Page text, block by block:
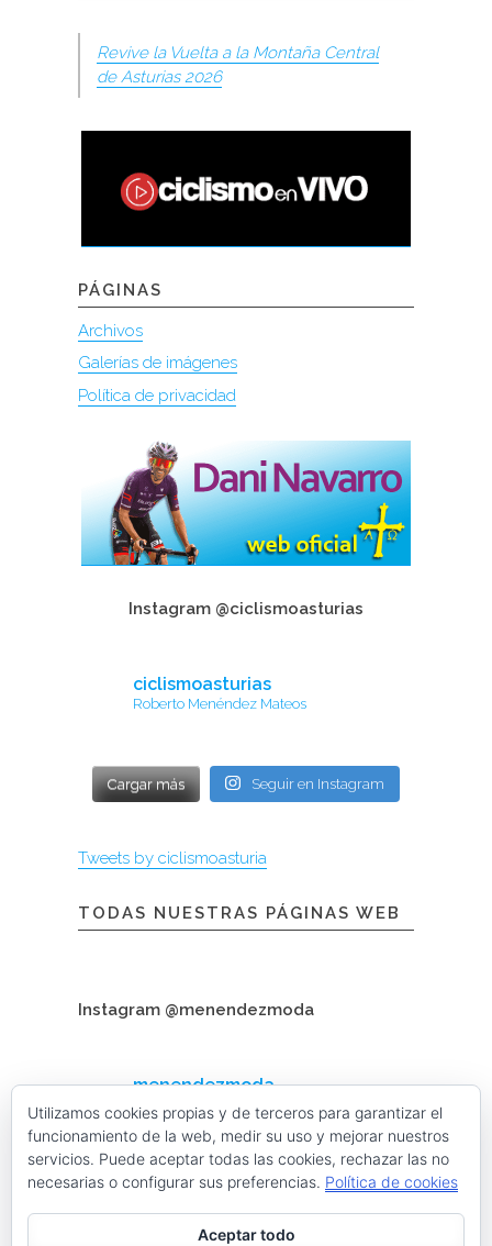
Revive la Vuelta a la Montaña Central
de Asturias 2026
PÁGINAS
Archivos
Galerías de imágenes
Política de privacidad
Instagram @ciclismoasturias
ciclismoasturias
Roberto Menéndez Mateos
Cargar más Seguir en Instagram
Tweets by ciclismoasturia
TODAS NUESTRAS PÁGINAS WEB
Instagram @menendezmoda
menendezmoda
Menéndez Moda hombre
Cargar más Seguir en Instagram
Utilizamos cookies propias y de terceros para garantizar el
funcionamiento de la web, medir su uso y mejorar nuestros
servicios. Puede aceptar todas las cookies, rechazar las no
necesarias o configurar sus preferencias. Política de cookies
Aceptar todo